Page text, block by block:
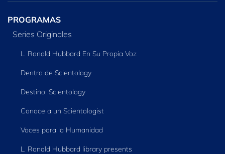
PROGRAMAS
Series Originales
L. Ronald Hubbard En Su Propia Voz
Dentro de Scientology
Destino: Scientology
Conoce a un Scientologist
Voces para la Humanidad
L. Ronald Hubbard library presents